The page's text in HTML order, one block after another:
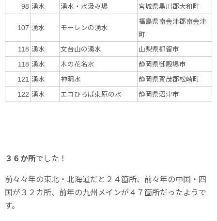
98 湧水 湧水・水汲み場 宮城県黒川郡大和町
107 湧水 モーレンの湧水
福島県南会津郡南会津
町
118 湧水 文台山の湧水 山梨県都留市
118 湧水 木の花名水 静岡県御殿場市
121 湧水 神明水 静岡県賀茂郡松崎町
122 湧水 エコひろば東原の水 静岡県沼津市
３６か所でした！
前々々年の東北・北海道だと２４箇所、前々年の中国・四
国が３２カ所、前年の九州メインが４７箇所だったようで
す。